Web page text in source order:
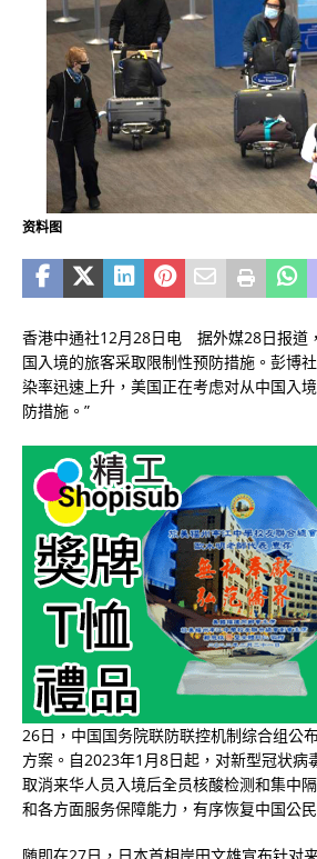
资料图
香港中通社12月28日电 据外媒28日报道
国入境的旅客采取限制性预防措施。彭博
染率迅速上升，美国正在考虑对从中国入
防措施。”
26日，中国国务院联防联控机制综合组公
方案。自2023年1月8日起，对新型冠状病
取消来华人员入境后全员核酸检测和集中
和各方面服务保障能力，有序恢复中国公